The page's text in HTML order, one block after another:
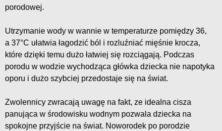
porodowej.
Utrzymanie wody w wannie w temperaturze pomiędzy 36,
a 37°C ułatwia łagodzić ból i rozluźniać mięśnie krocza,
które dzięki temu dużo łatwiej się rozciągają. Podczas
porodu w wodzie wychodząca główka dziecka nie napotyka
oporu i dużo szybciej przedostaje się na świat.
Zwolennicy zwracają uwagę na fakt, ze idealna cisza
panująca w środowisku wodnym pozwala dziecka na
spokojne przyjście na świat. Noworodek po porodzie